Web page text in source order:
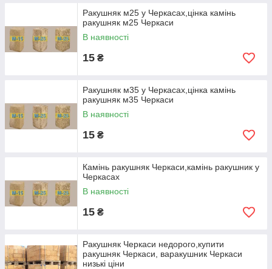
Ракушняк м25 у Черкасах,цінка камінь
ракушняк м25 Черкаси
В наявності
15 ₴
Ракушняк м35 у Черкасах,цінка камінь
ракушняк м35 Черкаси
В наявності
15 ₴
Камінь ракушняк Черкаси,камінь ракушник у
Черкасах
В наявності
15 ₴
Ракушняк Черкаси недорого,купити
ракушняк Черкаси, варакушник Черкаси
низькі ціни